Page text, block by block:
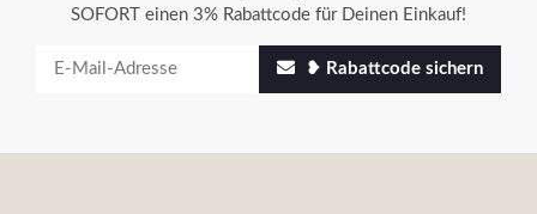
SOFORT einen 3% Rabattcode für Deinen Einkauf!
❥ Rabattcode sichern